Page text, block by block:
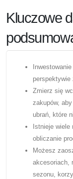
Kluczowe
Zmierz się
zakupów,
ubrań, które
Istnieje
obliczanie
Możesz
akcesoriach,
sezonu,